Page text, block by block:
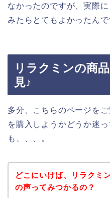
なかったのですが、実際
みたらとてもよかったんで
リラクミンの商
見♪
多分、こちらのページを
を購入しようかどうか迷
も、、、。
どこにいけば、リラクミ
の声ってみつかるの？